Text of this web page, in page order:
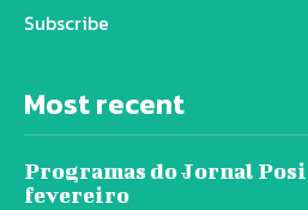
Subscribe
Most recent
Programas do Jornal
fevereiro